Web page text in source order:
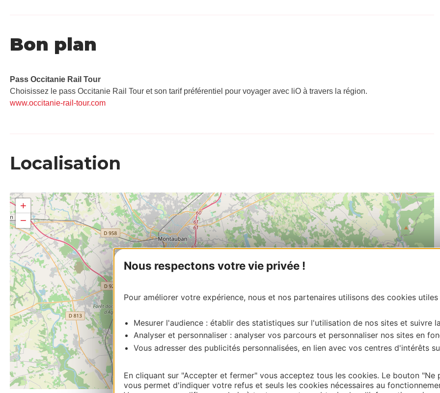
Nous respectons votre vie privée !
Pour améliorer votre expérience, nous et nos partenaires utilisons des cookies utiles
Mesurer l'audience : établir des statistiques sur l'utilisation de nos sites et suivre
Analyser et personnaliser : analyser vos parcours et personnaliser nos sites en
Vous adresser des publicités personnalisées, en lien avec vos centres d'intérêts
En cliquant sur "Accepter et fermer" vous acceptez tous les cookies. Le bouton "Ne
vous permet d'indiquer votre refus et seuls les cookies nécessaires au
Bon plan
Pass Occitanie Rail Tour​
Choisissez le pass Occitanie Rail Tour et son tarif préférentiel pour voyager avec liO à travers la région.
www.occitanie-rail-tour.com
Localisation
+
−
Leaflet | Map data ©OpenStreetMap contributors